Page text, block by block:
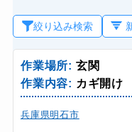
絞り込み検索
作業場所: 玄関
作業内容: カギ開け
兵庫県明石市